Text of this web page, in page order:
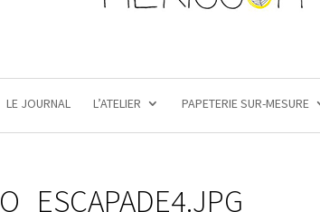
LE JOURNAL L’ATELIER PAPETERIE SUR-MESURE